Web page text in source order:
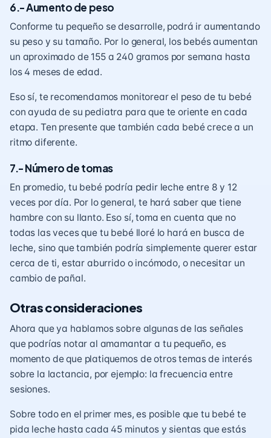
6.- Aumento de peso
Conforme tu pequeño se desarrolle, podrá ir aumentando
su peso y su tamaño. Por lo general, los bebés aumentan
un aproximado de 155 a 240 gramos por semana hasta
los 4 meses de edad.
Eso sí, te recomendamos monitorear el peso de tu bebé
con ayuda de su pediatra para que te oriente en cada
etapa. Ten presente que también cada bebé crece a un
ritmo diferente.
7.- Número de tomas
En promedio, tu bebé podría pedir leche entre 8 y 12
veces por día. Por lo general, te hará saber que tiene
hambre con su llanto. Eso sí, toma en cuenta que no
todas las veces que tu bebé lloré lo hará en busca de
leche, sino que también podría simplemente querer estar
cerca de ti, estar aburrido o incómodo, o necesitar un
cambio de pañal.
Otras consideraciones
Ahora que ya hablamos sobre algunas de las señales
que podrías notar al amamantar a tu pequeño, es
momento de que platiquemos de otros temas de interés
sobre la lactancia, por ejemplo: la frecuencia entre
sesiones.
Sobre todo en el primer mes, es posible que tu bebé te
pida leche hasta cada 45 minutos y sientas que estás